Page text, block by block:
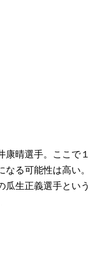
晴選手。ここで１
る可能性は高い。
瓜生正義選手という